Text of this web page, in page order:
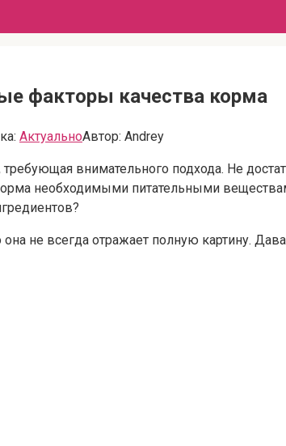
факторы качества корма
АктуальноАвтор: Andrey
требующая внимательного подхода. Не
необходимыми питательными
не всегда отражает полную картину.